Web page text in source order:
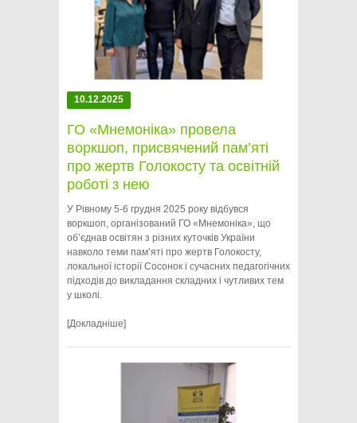
10.12.2025
ГО «Мнемоніка» провела
воркшоп, присвячений пам’яті
про жертв Голокосту та освітній
роботі з нею
У Рівному 5-6 грудня 2025 року відбувся
воркшоп, організований ГО «Мнемоніка», що
об’єднав освітян з різних куточків України
навколо теми пам’яті про жертв Голокосту,
локальної історії Сосонок і сучасних педагогічних
підходів до викладання складних і чутливих тем
у школі.
[Докладніше]